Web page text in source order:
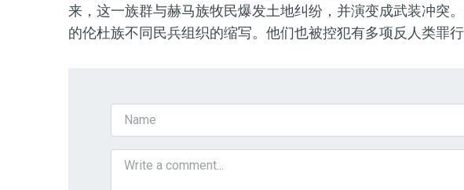
来，这一族群与赫马族牧民爆发土地纠纷，并演变成武装冲突
的伦杜族不同民兵组织的缩写。他们也被控犯有多项反人类罪